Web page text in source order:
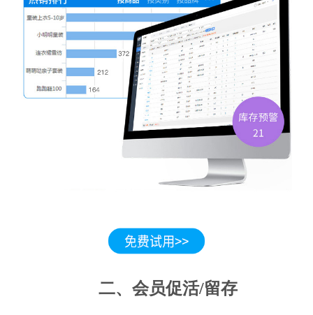
二、会员促活/留存